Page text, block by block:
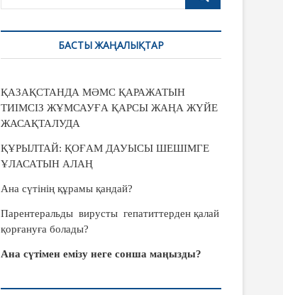
u
o
БАСТЫ ЖАҢАЛЫҚТАР
ҚАЗАҚСТАНДА МӘМС ҚАРАЖАТЫН
ТИІМСІЗ ЖҰМСАУҒА ҚАРСЫ ЖАҢА ЖҮЙЕ
ЖАСАҚТАЛУДА
ҚҰРЫЛТАЙ: ҚОҒАМ ДАУЫСЫ ШЕШІМГЕ
ҰЛАСАТЫН АЛАҢ
Ана сүтінің құрамы қандай?
Парентеральды вирусты гепатиттерден қалай
қорғануға болады?
Ана сүтімен емізу неге сонша маңызды?